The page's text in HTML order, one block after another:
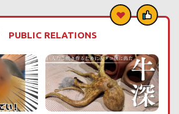
PUBLIC RELATIONS